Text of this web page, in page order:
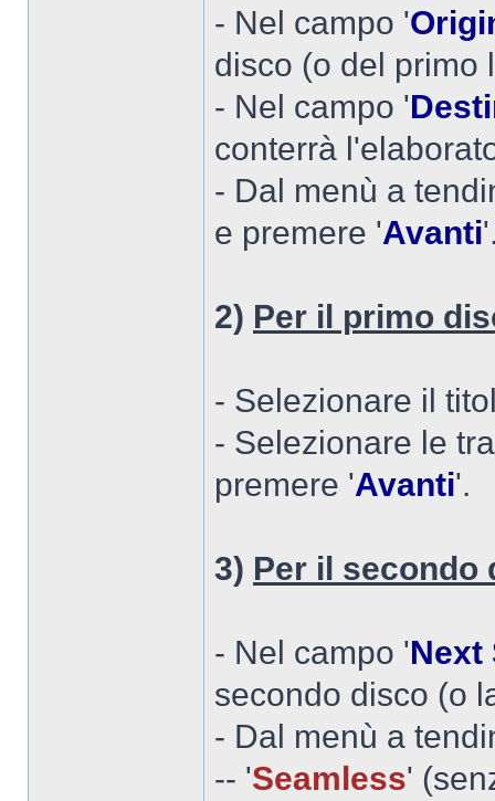
- Nel campo '
disco (o del primo
- Nel campo '
conterrà
- Dal menù a
e premere 'Avanti
2) Per il primo
- Selezionare il
- Selezionare le
premere 'Avanti'.
3) Per il secondo
- Nel campo 'Next
secondo disco (o
- Dal menù a
-- 'Seamless'